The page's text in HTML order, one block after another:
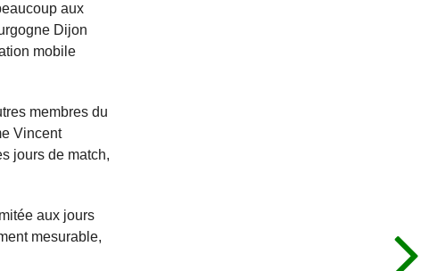
aux
Dijon
mobile
membres du
Vincent
jours de match,
aux jours
mesurable,